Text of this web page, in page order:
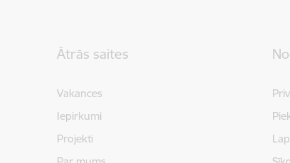
Ātrās saites
Vakances
Iepirkumi
Projekti